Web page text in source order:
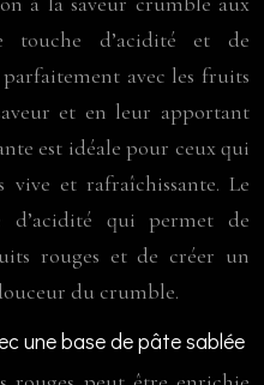
touche d’acidité et de
avec les fruits
et en leur apportant
est idéale pour ceux qui
vive et rafraîchissante. Le
qui permet de
rouges et de créer un
du crumble.
une base de pâte sablée